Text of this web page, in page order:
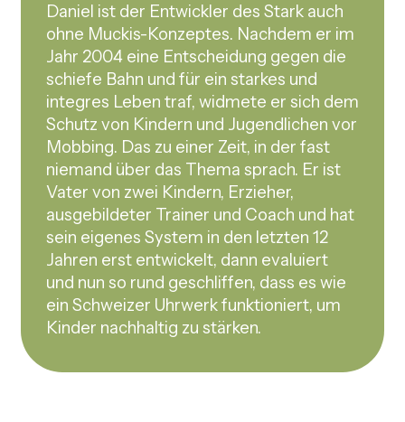
Daniel ist der Entwickler des Stark auch
ohne Muckis-Konzeptes. Nachdem er im
Jahr 2004 eine Entscheidung gegen die
schiefe Bahn und für ein starkes und
integres Leben traf, widmete er sich dem
Schutz von Kindern und Jugendlichen vor
Mobbing. Das zu einer Zeit, in der fast
niemand über das Thema sprach. Er ist
Vater von zwei Kindern, Erzieher,
ausgebildeter Trainer und Coach und hat
sein eigenes System in den letzten 12
Jahren erst entwickelt, dann evaluiert
und nun so rund geschliffen, dass es wie
ein Schweizer Uhrwerk funktioniert, um
Kinder nachhaltig zu stärken.